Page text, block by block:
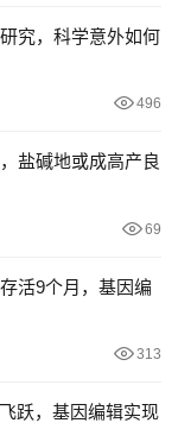
究，科学意外如何
496
盐碱地或成高产良
69
活9个月，基因编
313
跃，基因编辑实现